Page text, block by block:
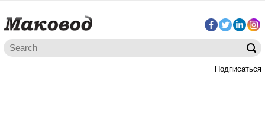
Подписаться